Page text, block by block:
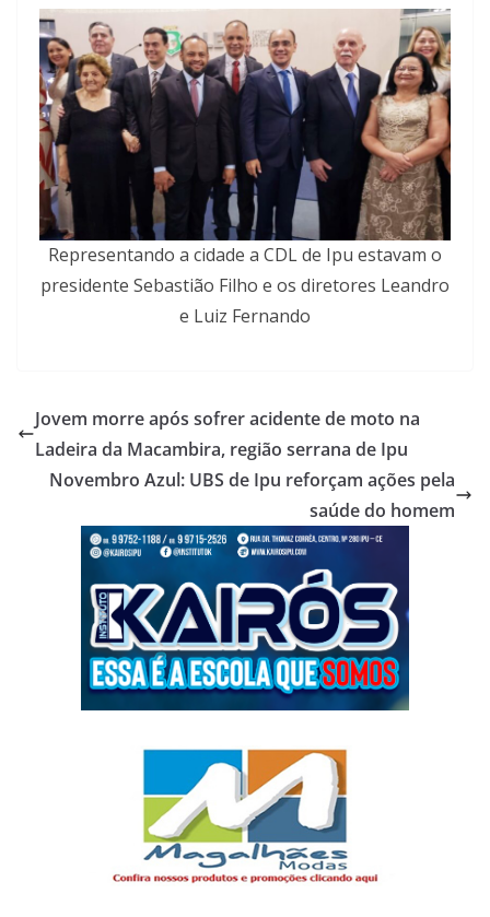
Representando a cidade a CDL de Ipu estavam o
presidente Sebastião Filho e os diretores Leandro
e Luiz Fernando
Jovem morre após sofrer acidente de moto na
Ladeira da Macambira, região serrana de Ipu
Novembro Azul: UBS de Ipu reforçam ações pela
saúde do homem